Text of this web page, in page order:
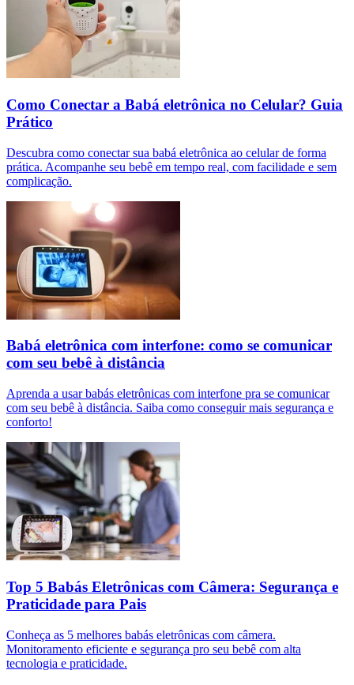
Como Conectar a Babá eletrônica no Celular? Guia
Prático
Descubra como conectar sua babá eletrônica ao celular de forma
prática. Acompanhe seu bebê em tempo real, com facilidade e sem
complicação.
Babá eletrônica com interfone: como se comunicar
com seu bebê à distância
Aprenda a usar babás eletrônicas com interfone pra se comunicar
com seu bebê à distância. Saiba como conseguir mais segurança e
conforto!
Top 5 Babás Eletrônicas com Câmera: Segurança e
Praticidade para Pais
Conheça as 5 melhores babás eletrônicas com câmera.
Monitoramento eficiente e segurança pro seu bebê com alta
tecnologia e praticidade.